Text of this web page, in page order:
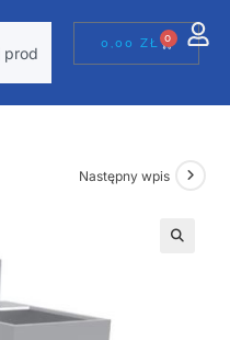
0,00ZŁ 0
Następny wpis